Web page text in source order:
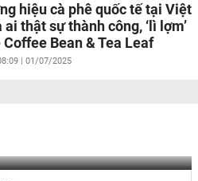
hiệu cà phê quốc tế tại Việt
thật sự thành công, ‘lì lợm’
Bean & Tea Leaf
| 01/07/2025